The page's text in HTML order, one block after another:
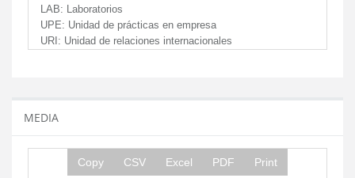
LAB: Laboratorios
UPE: Unidad de prácticas en empresa
URI: Unidad de relaciones internacionales
MEDIA
Copy CSV Excel PDF Print